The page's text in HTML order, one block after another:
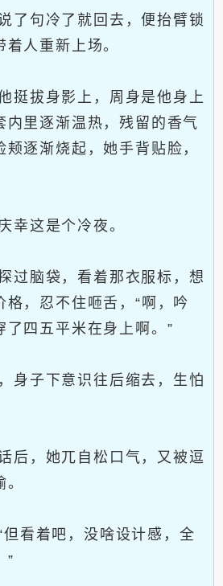
句冷了就回去，便抬臂锁
人重新上场。
拔身影上，周身是他身上
内里逐渐温热，残留的香气
逐渐烧起，她手背贴脸，
这是个冷夜。
脑袋，看着那衣服标，想
格，忍不住咂舌，“啊，吟
了四五平米在身上啊。”
子下意识往后缩去，生怕
，她兀自松口气，又被逗
看着吧，没啥设计感，全
”